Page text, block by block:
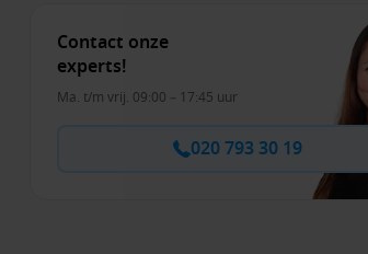
Contact onze
experts!
Ma. t/m vrij. 09:00 – 17:45 uur
020 793 30 19